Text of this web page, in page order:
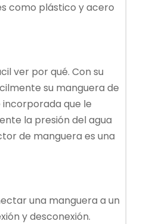
como plástico y acero
ver por qué. Con su
su manguera de
que le
la presión del agua
de manguera es una
una manguera a un
y desconexión.